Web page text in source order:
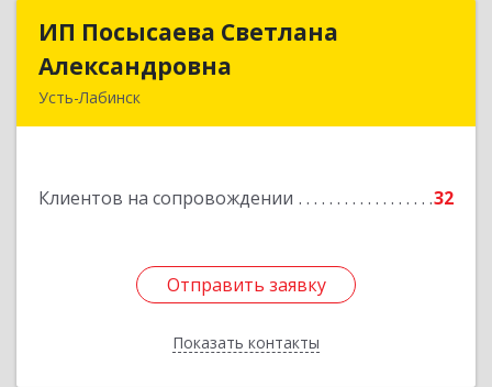
ИП Посысаева Светлана
Александровна
Усть-Лабинск
Клиентов на сопровождении 32
Отправить заявку
Показать контакты
ИП Посысаева Светлана
Подробнее
Отправить заявку
Назад